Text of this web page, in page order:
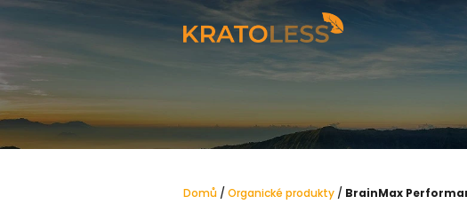
Přejít
Domů / Organické produkty / BrainMax